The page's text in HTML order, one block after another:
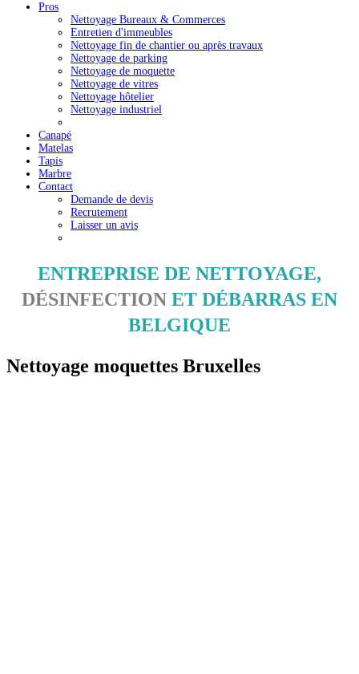
Pros
Nettoyage Bureaux & Commerces
Entretien d'immeubles
Nettoyage fin de chantier ou après travaux
Nettoyage de parking
Nettoyage de moquette
Nettoyage de vitres
Nettoyage hôtelier
Nettoyage industriel
Canapé
Matelas
Tapis
Marbre
Contact
Demande de devis
Recrutement
Laisser un avis
ENTREPRISE DE NETTOYAGE,
DÉSINFECTION ET DÉBARRAS EN
BELGIQUE
Nettoyage moquettes Bruxelles